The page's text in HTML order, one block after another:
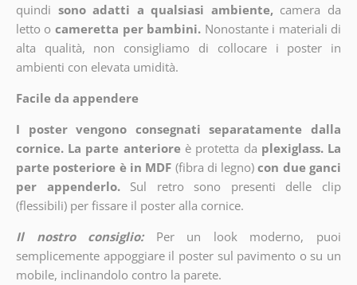
quindi sono adatti a qualsiasi ambiente, camera da
letto o cameretta per bambini. Nonostante i materiali di
alta qualità, non consigliamo di collocare i poster in
ambienti con elevata umidità.
Facile da appendere
I poster vengono consegnati separatamente dalla
cornice. La parte anteriore è protetta da plexiglass. La
parte posteriore è in MDF (fibra di legno) con due ganci
per appenderlo.
Sul retro sono presenti delle clip
(flessibili) per fissare il poster alla cornice.
Il nostro consiglio:
Per un look moderno, puoi
semplicemente appoggiare il poster sul pavimento o su un
mobile, inclinandolo contro la parete.